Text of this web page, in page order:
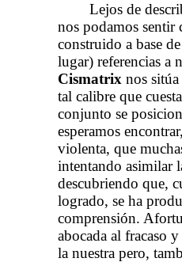
Lejos de
nos podamos sentir
construido a base
lugar) referencias a
Cismatrix nos
tal calibre que
conjunto se
esperamos
violenta, que
intentando asimilar
descubriendo que,
logrado, se ha
comprensión.
abocada al fracaso
la nuestra pero,